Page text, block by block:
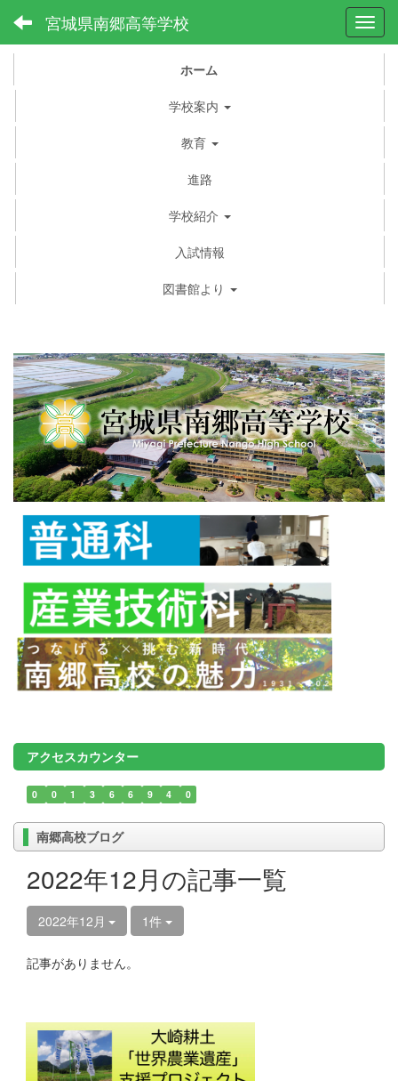
宮城県南郷高等学校
ホーム
学校案内
教育
進路
学校紹介
入試情報
図書館より
アクセスカウンター
0 0 1 3 6 6 9 4 0
南郷高校ブログ
2022年12月の記事一覧
2022年12月 1件
記事がありません。